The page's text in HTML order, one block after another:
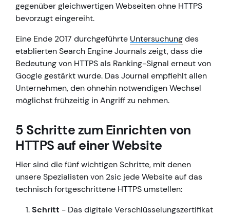
gegenüber gleichwertigen Webseiten ohne HTTPS
bevorzugt eingereiht.
Eine Ende 2017 durchgeführte Untersuchungdes
etablierten Search Engine Journals zeigt, dass die
Bedeutung von HTTPS als Ranking-Signal erneut von
Google gestärkt wurde. Das Journal empfiehlt allen
Unternehmen, den ohnehin notwendigen Wechsel
möglichst frühzeitig in Angriff zu nehmen.
5 Schritte zum Einrichten von
HTTPS auf einer Website
Hier sind die fünf wichtigen Schritte, mit denen
unsere Spezialisten von 2sic jede Website auf das
technisch fortgeschrittene HTTPS umstellen:
Schritt - Das digitale Verschlüsselungszertifikat